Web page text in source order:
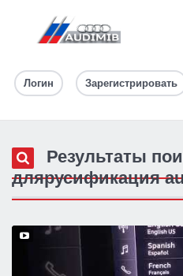
Логин Зарегистрировать
Результаты
длярусификация